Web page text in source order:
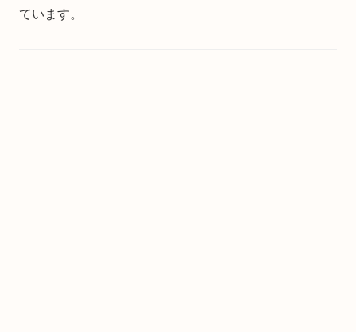
ています。